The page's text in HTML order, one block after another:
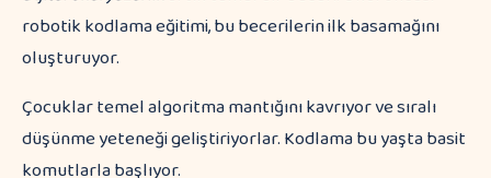
robotik kodlama eğitimi, bu becerilerin ilk basamağını
oluşturuyor.
Çocuklar temel algoritma mantığını kavrıyor ve sıralı
düşünme yeteneği geliştiriyorlar. Kodlama bu yaşta basit
komutlarla başlıyor.